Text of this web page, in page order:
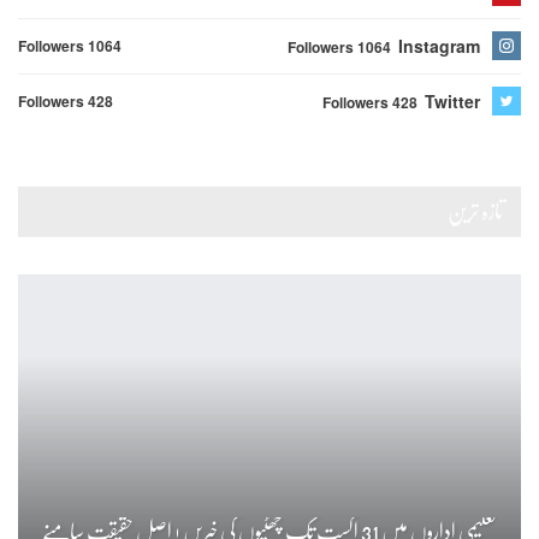
Instagram
Followers 1064
Followers 1064
Twitter
Followers 428
Followers 428
تعلیمی اداروں میں 31 اگست تک چھٹیوں کی خبریں ! اصل حقیقت سامنے